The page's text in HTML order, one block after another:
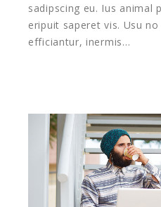
sadipscing eu. Ius animal
eripuit saperet vis. Usu
efficiantur, inermis…